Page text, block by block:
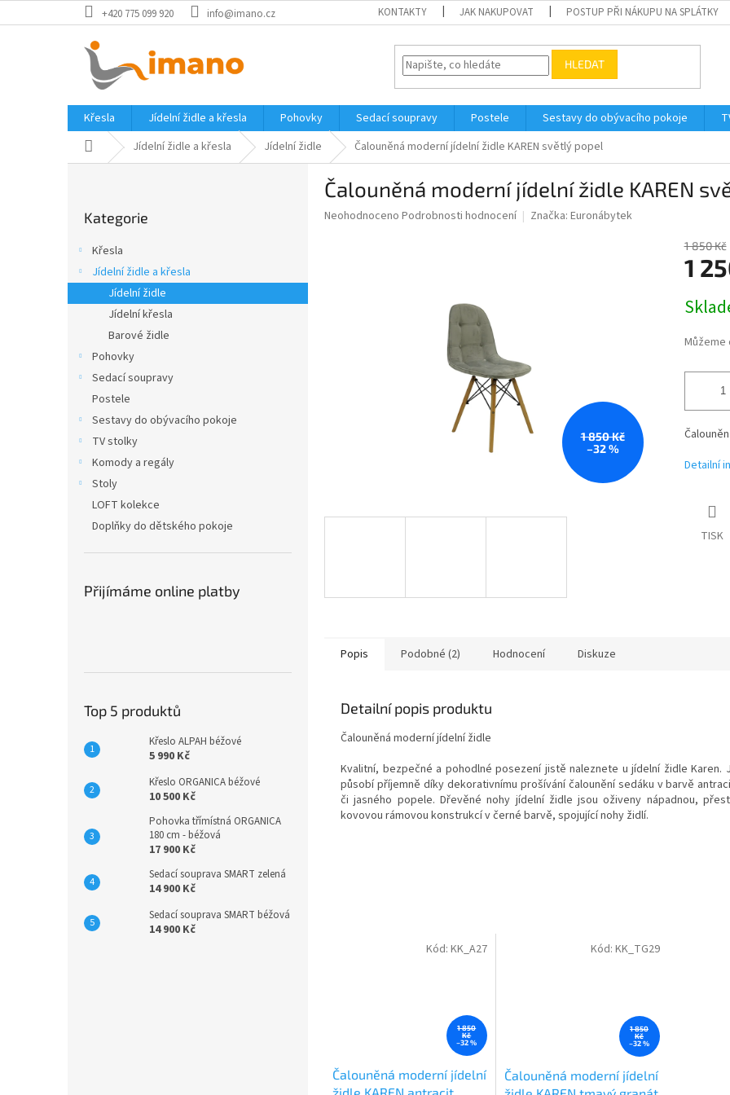
na
+420 775 099 920 info@imano.cz KONTAKTY JAK NAKUPOVAT POSTUP PŘI NÁKUPU NA SPLÁTKY
HLEDAT
Křesla Jídelní židle a křesla Pohovky Sedací soupravy Postele Sestavy do obývacího pokoje
Domů Jídelní židle a křesla Jídelní židle Čalouněná moderní jídelní židle KAREN světlý popel
n
kategorie
Kategorie
Křesla
Jídelní židle a křesla
Jídelní židle
Jídelní křesla
Barové židle
Pohovky
Sedací soupravy
Postele
Sestavy do obývacího pokoje
TV stolky
Komody a regály
Stoly
LOFT kolekce
Doplňky do dětského pokoje
Přijímáme online platby
Top 5 produktů
Křeslo ALPAH béžové
5 990 Kč
Křeslo ORGANICA béžové
10 500 Kč
Pohovka třímístná ORGANICA
180 cm - béžová
17 900 Kč
Sedací souprava SMART zelená
14 900 Kč
Sedací souprava SMART béžová
14 900 Kč
Čalouněná moderní jídelní židle KAREN
Průměrné
Neohodnoceno Podrobnosti hodnocení Značka: Euronábytek
1 850 Kč
–32 %
1 850 Kč
1
cena:
Detailní
TISK
Popis Podobné (2) Hodnocení Diskuze
Detailní popis produktu
Čalouněná moderní jídelní židle
Kvalitní, bezpečné a pohodlné posezení jistě naleznete u jídelní židle Karen.
působí příjemně díky dekorativnímu prošívání čalounění sedáku v barvě
či jasného popele. Dřevěné nohy jídelní židle jsou oživeny nápadnou,
kovovou rámovou konstrukcí v černé barvě, spojující nohy židlí.
1 850
Kč
–32 %
Čalouněná moderní jídelní
Kód: KK_A27
1 850
Kč
–32 %
Čalouněná moderní jídelní
Kód: KK_TG29